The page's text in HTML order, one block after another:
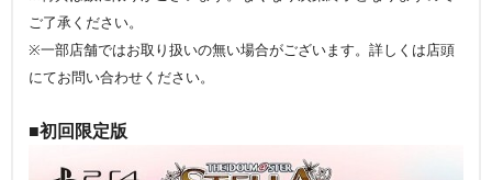
ご了承ください。
※一部店舗ではお取り扱いの無い場合がございます。詳しくは店頭
にてお問い合わせください。
■初回限定版